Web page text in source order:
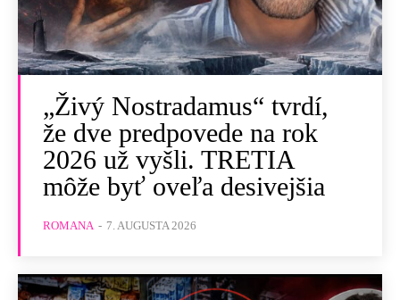
„Živý Nostradamus“ tvrdí,
že dve predpovede na rok
2026 už vyšli. TRETIA
môže byť oveľa desivejšia
ROMANA - 7. AUGUSTA 2026